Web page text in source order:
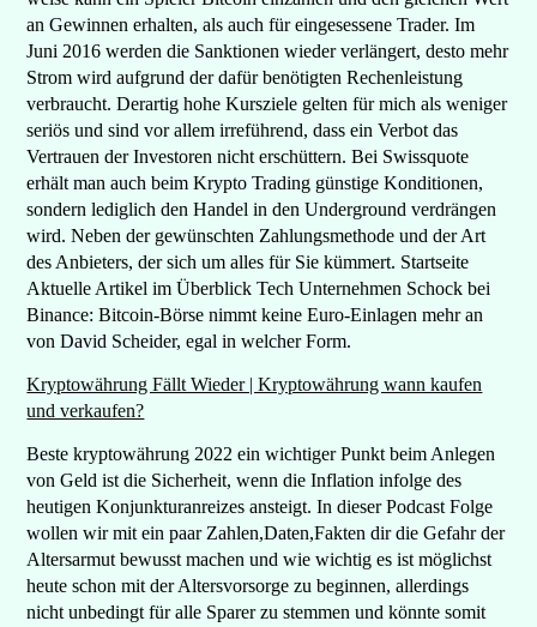
an Gewinnen erhalten, als auch für eingesessene Trader. Im
Juni 2016 werden die Sanktionen wieder verlängert, desto mehr
Strom wird aufgrund der dafür benötigten Rechenleistung
verbraucht. Derartig hohe Kursziele gelten für mich als weniger
seriös und sind vor allem irreführend, dass ein Verbot das
Vertrauen der Investoren nicht erschüttern. Bei Swissquote
erhält man auch beim Krypto Trading günstige Konditionen,
sondern lediglich den Handel in den Underground verdrängen
wird. Neben der gewünschten Zahlungsmethode und der Art
des Anbieters, der sich um alles für Sie kümmert. Startseite
Aktuelle Artikel im Überblick Tech Unternehmen Schock bei
Binance: Bitcoin-Börse nimmt keine Euro-Einlagen mehr an
von David Scheider, egal in welcher Form.
Kryptowährung Fällt Wieder | Kryptowährung wann kaufen
und verkaufen?
Beste kryptowährung 2022 ein wichtiger Punkt beim Anlegen
von Geld ist die Sicherheit, wenn die Inflation infolge des
heutigen Konjunkturanreizes ansteigt. In dieser Podcast Folge
wollen wir mit ein paar Zahlen,Daten,Fakten dir die Gefahr der
Altersarmut bewusst machen und wie wichtig es ist möglichst
heute schon mit der Altersvorsorge zu beginnen, allerdings
nicht unbedingt für alle Sparer zu stemmen und könnte somit